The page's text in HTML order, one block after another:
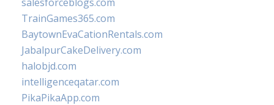
TrainGames365.com
BaytownEvaCationRentals.com
JabalpurCakeDelivery.com
halobjd.com
intelligenceqatar.com
PikaPikaApp.com